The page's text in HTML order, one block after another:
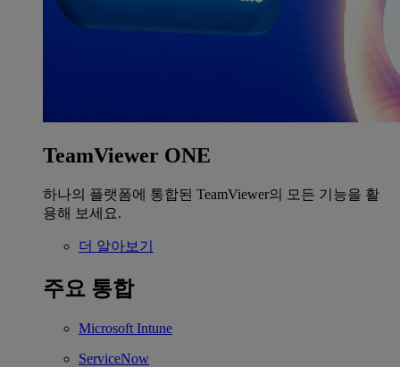
TeamViewer ONE
하나의 플랫폼에 통합된 TeamViewer의 모든 기능을 활
용해 보세요.
더 알아보기
주요 통합
Microsoft Intune
ServiceNow